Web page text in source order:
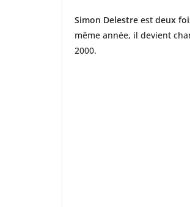
Simon Delestre est deux
même année, il devient
2000.